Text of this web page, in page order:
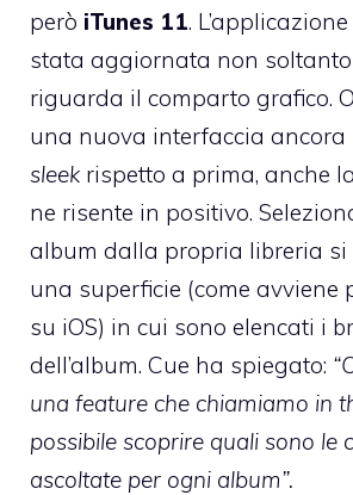
però iTunes 11.
stata aggiornata non
riguarda il comparto grafico.
una nuova interfaccia
sleek rispetto a prima, anche
ne risente in positivo.
album dalla propria libreria si
una superficie (come avviene
su iOS) in cui sono elencati i
dell’album. Cue ha spiegato:
una feature che chiamiamo in
possibile scoprire quali sono le
ascoltate per ogni album”.